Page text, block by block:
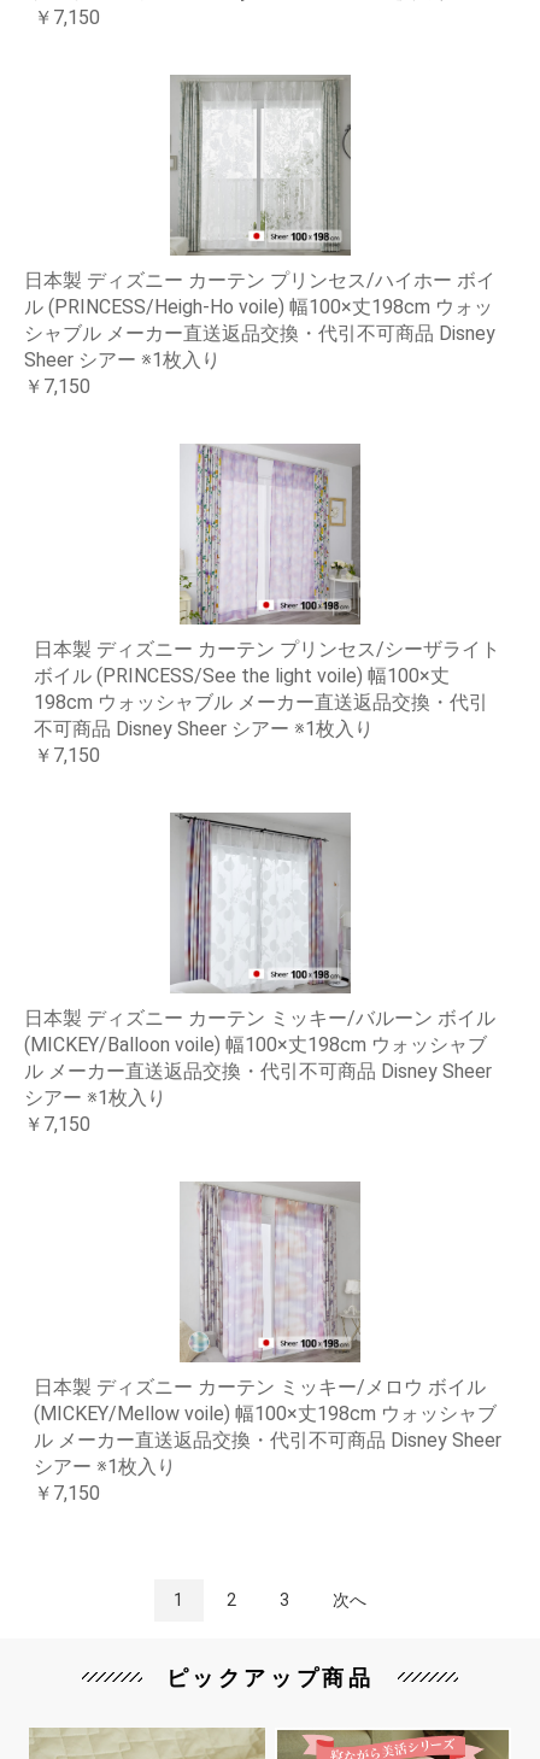
￥7,150
日本製 ディズニー カーテン プリンセス/ハイホー ボイ
ル (PRINCESS/Heigh-Ho voile) 幅100×丈198cm ウォッ
シャブル メーカー直送返品交換・代引不可商品 Disney
Sheer シアー ※1枚入り
￥7,150
日本製 ディズニー カーテン プリンセス/シーザライト
ボイル (PRINCESS/See the light voile) 幅100×丈
198cm ウォッシャブル メーカー直送返品交換・代引
不可商品 Disney Sheer シアー ※1枚入り
￥7,150
日本製 ディズニー カーテン ミッキー/バルーン ボイル
(MICKEY/Balloon voile) 幅100×丈198cm ウォッシャブ
ル メーカー直送返品交換・代引不可商品 Disney Sheer
シアー ※1枚入り
￥7,150
日本製 ディズニー カーテン ミッキー/メロウ ボイル
(MICKEY/Mellow voile) 幅100×丈198cm ウォッシャブ
ル メーカー直送返品交換・代引不可商品 Disney Sheer
シアー ※1枚入り
￥7,150
1 2 3 次へ
ピックアップ商品